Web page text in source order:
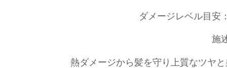
ダメージレベル目安
施
熱ダメージから髪を守り上質なツヤ